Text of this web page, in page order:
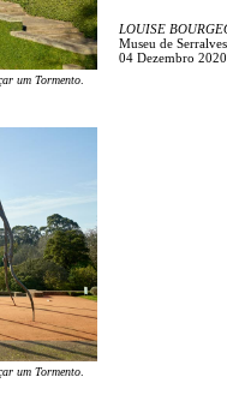
um Tormento
um Tormento
LOUISE
Museu de Serralves
04 Dezembro